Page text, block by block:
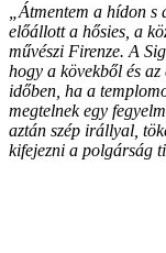
„Átmentem a hídon
előállott a hősies, a
művészi Firenze. A
hogy a kövekből és
időben, ha a
megtelnek egy
aztán szép irállyal,
kifejezni a polgárság